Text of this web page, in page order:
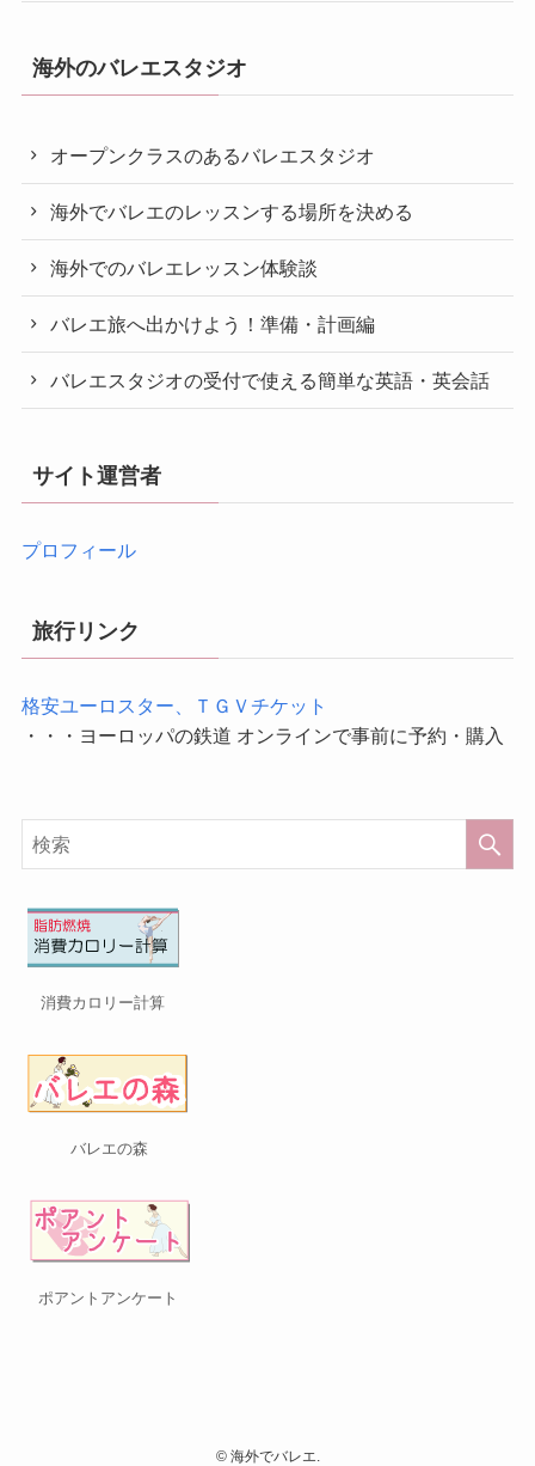
海外のバレエスタジオ
オープンクラスのあるバレエスタジオ
海外でバレエのレッスンする場所を決める
海外でのバレエレッスン体験談
バレエ旅へ出かけよう！準備・計画編
バレエスタジオの受付で使える簡単な英語・英会話
サイト運営者
プロフィール
旅行リンク
格安ユーロスター、ＴＧＶチケット
・・・ヨーロッパの鉄道 オンラインで事前に予約・購入
消費カロリー計算
バレエの森
ポアントアンケート
©海外でバレエ.